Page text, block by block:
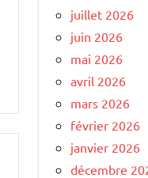
juillet 2026
juin 2026
mai 2026
avril 2026
mars 2026
février 2026
janvier 2026
décembre